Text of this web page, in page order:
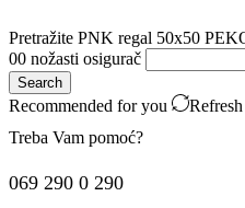
Pretražite PNK regal 50x50
00 nožasti osigurač
Search
Recommended for you
Refresh
Treba Vam pomoć?
069 290 0 290